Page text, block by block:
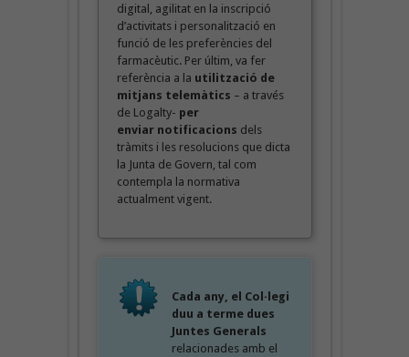
digital, agilitat en la inscripció
d’activitats i personalització en
funció de les preferències del
farmacèutic. Per últim, va fer
referència a la utilització de
mitjans telemàtics – a través
de Logalty- per
enviar notificacions dels
tràmits i les resolucions que dicta
la Junta de Govern, tal com
contempla la normativa
actualment vigent.
Cada any, el Col·legi
duu a terme dues
Juntes Generals
relacionades amb el